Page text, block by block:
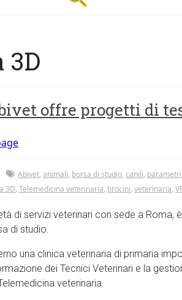
3D
offre progetti di
Abivet, animali, borsa di studio, canili,
3D, Telemedicina veterinaria, tirocini, veterinaria,
di servizi veterinari con sede a Roma,
di studio.
una clinica veterinaria di primaria
dei Tecnici Veterinari e la
veterinaria.